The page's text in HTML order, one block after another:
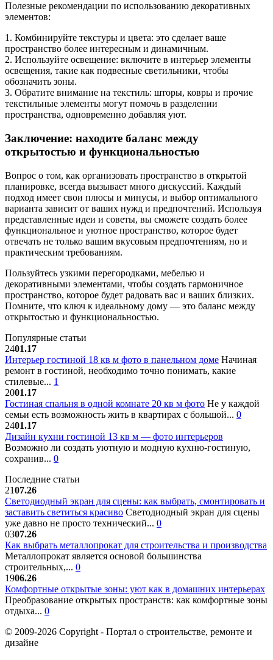
Полезные рекомендации по использованию декоративных
элементов:
1. Комбинируйте текстуры и цвета: это сделает ваше
пространство более интересным и динамичным.
2. Используйте освещение: включите в интерьер элементы
освещения, такие как подвесные светильники, чтобы
обозначить зоны.
3. Обратите внимание на текстиль: шторы, ковры и прочие
текстильные элементы могут помочь в разделении
пространства, одновременно добавляя уют.
Заключение: находите баланс между
открытостью и функциональностью
Вопрос о том, как организовать пространство в открытой
планировке, всегда вызывает много дискуссий. Каждый
подход имеет свои плюсы и минусы, и выбор оптимального
варианта зависит от ваших нужд и предпочтений. Используя
представленные идеи и советы, вы сможете создать более
функциональное и уютное пространство, которое будет
отвечать не только вашим вкусовым предпочтениям, но и
практическим требованиям.
Пользуйтесь узкими перегородками, мебелью и
декоративными элементами, чтобы создать гармоничное
пространство, которое будет радовать вас и ваших близких.
Помните, что ключ к идеальному дому — это баланс между
открытостью и функциональностью.
Популярные статьи
2401.17
Интерьер гостиной 18 кв м фото в панельном доме Начиная
ремонт в гостиной, необходимо точно понимать, какие
стилевые... 1
2001.17
Гостиная спальня в одной комнате 20 кв м фото Не у каждой
семьи есть возможность жить в квартирах с большой... 0
2401.17
Дизайн кухни гостиной 13 кв м — фото интерьеров
Возможно ли создать уютную и модную кухню-гостиную,
сохранив... 0
Последние статьи
2107.26
Светодиодный экран для сцены: как выбрать, смонтировать и
заставить светиться красиво Светодиодный экран для сцены
уже давно не просто технический... 0
0307.26
Как выбрать металлопрокат для строительства и производства
Металлопрокат является основой большинства
строительных,... 0
1906.26
Комфортные открытые зоны: уют как в домашних интерьерах
Преобразование открытых пространств: как комфортные зоны
отдыха... 0
© 2009-2026 Copyright - Портал о строительстве, ремонте и
дизайне